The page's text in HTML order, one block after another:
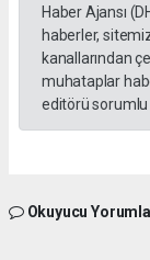
Haber Ajansı
haberler,
kanallarından
muhataplar
editörü sorumlu
Okuyucu